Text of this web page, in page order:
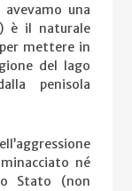
una
è il naturale
mettere in
del lago
penisola
né
Stato (non